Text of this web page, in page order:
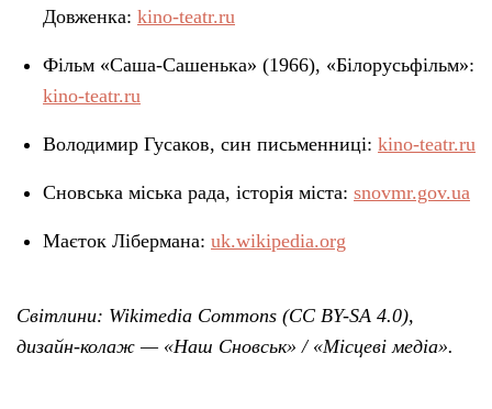
Довженка: kino-teatr.ru
Фільм «Саша-Сашенька» (1966), «Білорусьфільм»:
kino-teatr.ru
Володимир Гусаков, син письменниці: kino-teatr.ru
Сновська міська рада, історія міста: snovmr.gov.ua
Маєток Лібермана: uk.wikipedia.org
Світлини: Wikimedia Commons (CC BY-SA 4.0),
дизайн-колаж — «Наш Сновськ» / «Місцеві медіа».